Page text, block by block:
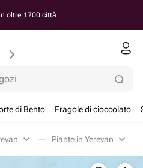
oltre 1700 città
di Bento Fragole di cioccolato
Piante in Yerevan